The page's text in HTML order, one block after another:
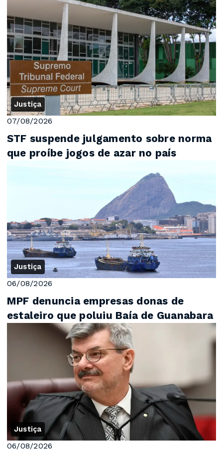
Justiça
07/08/2026
STF suspende julgamento sobre norma
que proíbe jogos de azar no país
Justiça
06/08/2026
MPF denuncia empresas donas de
estaleiro que poluiu Baía de Guanabara
Justiça
06/08/2026